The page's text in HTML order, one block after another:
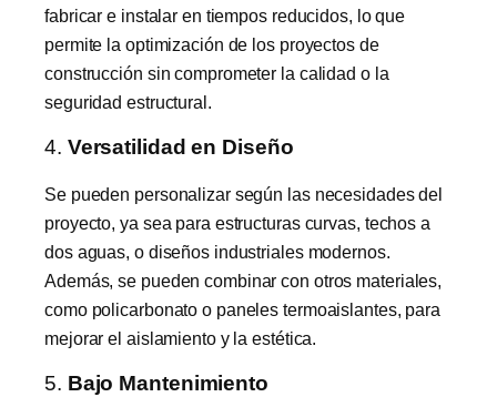
fabricar e instalar en tiempos reducidos, lo que
permite la optimización de los proyectos de
construcción sin comprometer la calidad o la
seguridad estructural.
4. Versatilidad en Diseño
Se pueden personalizar según las necesidades del
proyecto, ya sea para estructuras curvas, techos a
dos aguas, o diseños industriales modernos.
Además, se pueden combinar con otros materiales,
como policarbonato o paneles termoaislantes, para
mejorar el aislamiento y la estética.
5. Bajo Mantenimiento